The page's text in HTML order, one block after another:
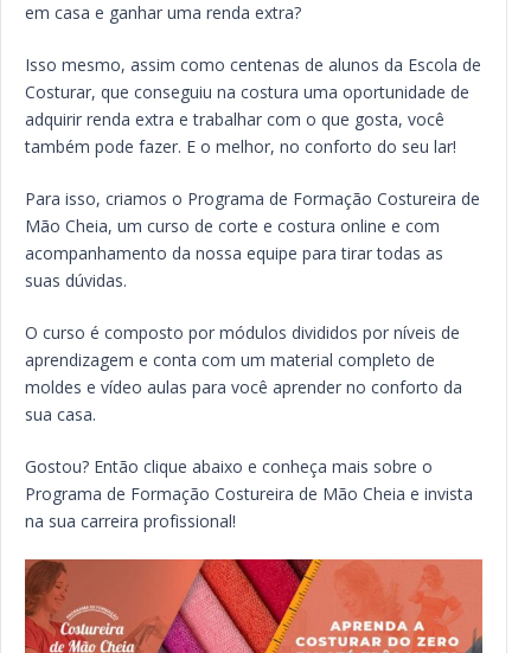
em casa e ganhar uma renda extra?
Isso mesmo, assim como centenas de alunos da Escola de
Costurar, que conseguiu na costura uma oportunidade de
adquirir renda extra e trabalhar com o que gosta, você
também pode fazer. E o melhor, no conforto do seu lar!
Para isso, criamos o Programa de Formação Costureira de
Mão Cheia, um curso de corte e costura online e com
acompanhamento da nossa equipe para tirar todas as
suas dúvidas.
O curso é composto por módulos divididos por níveis de
aprendizagem e conta com um material completo de
moldes e vídeo aulas para você aprender no conforto da
sua casa.
Gostou? Então clique abaixo e conheça mais sobre o
Programa de Formação Costureira de Mão Cheia e invista
na sua carreira profissional!